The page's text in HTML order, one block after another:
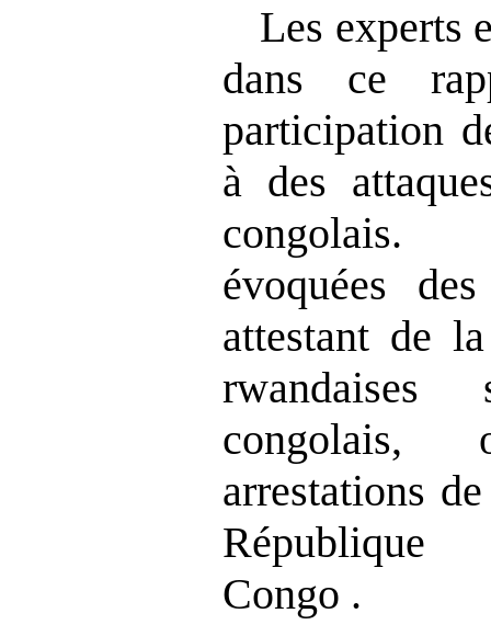
Les experts
dans ce
participation
à des
congolais.
évoquées
attestant de
arrestations
République
Congo .